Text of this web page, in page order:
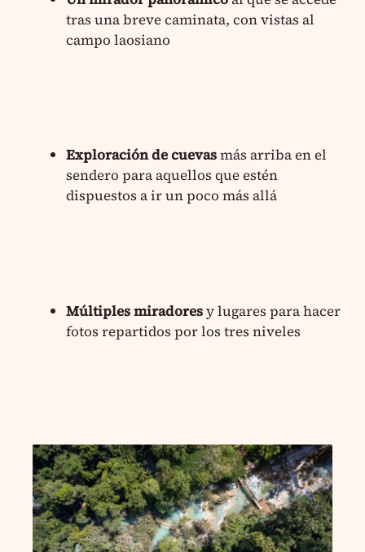
tras una breve caminata, con vistas al
campo laosiano
Exploración de cuevasmás arriba en el
sendero para aquellos que estén
dispuestos a ir un poco más allá
Múltiples miradoresy lugares para hacer
fotos repartidos por los tres niveles